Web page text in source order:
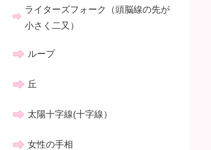
ライターズフォーク（頭脳線の先が
小さく二又）
ループ
丘
太陽十字線(十字線）
女性の手相